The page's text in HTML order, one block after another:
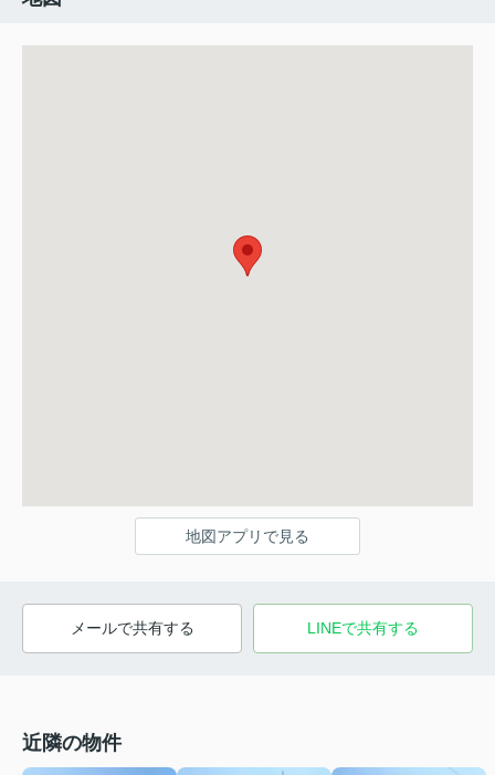
地図アプリで見る
メールで共有する LINEで共有する
近隣の物件